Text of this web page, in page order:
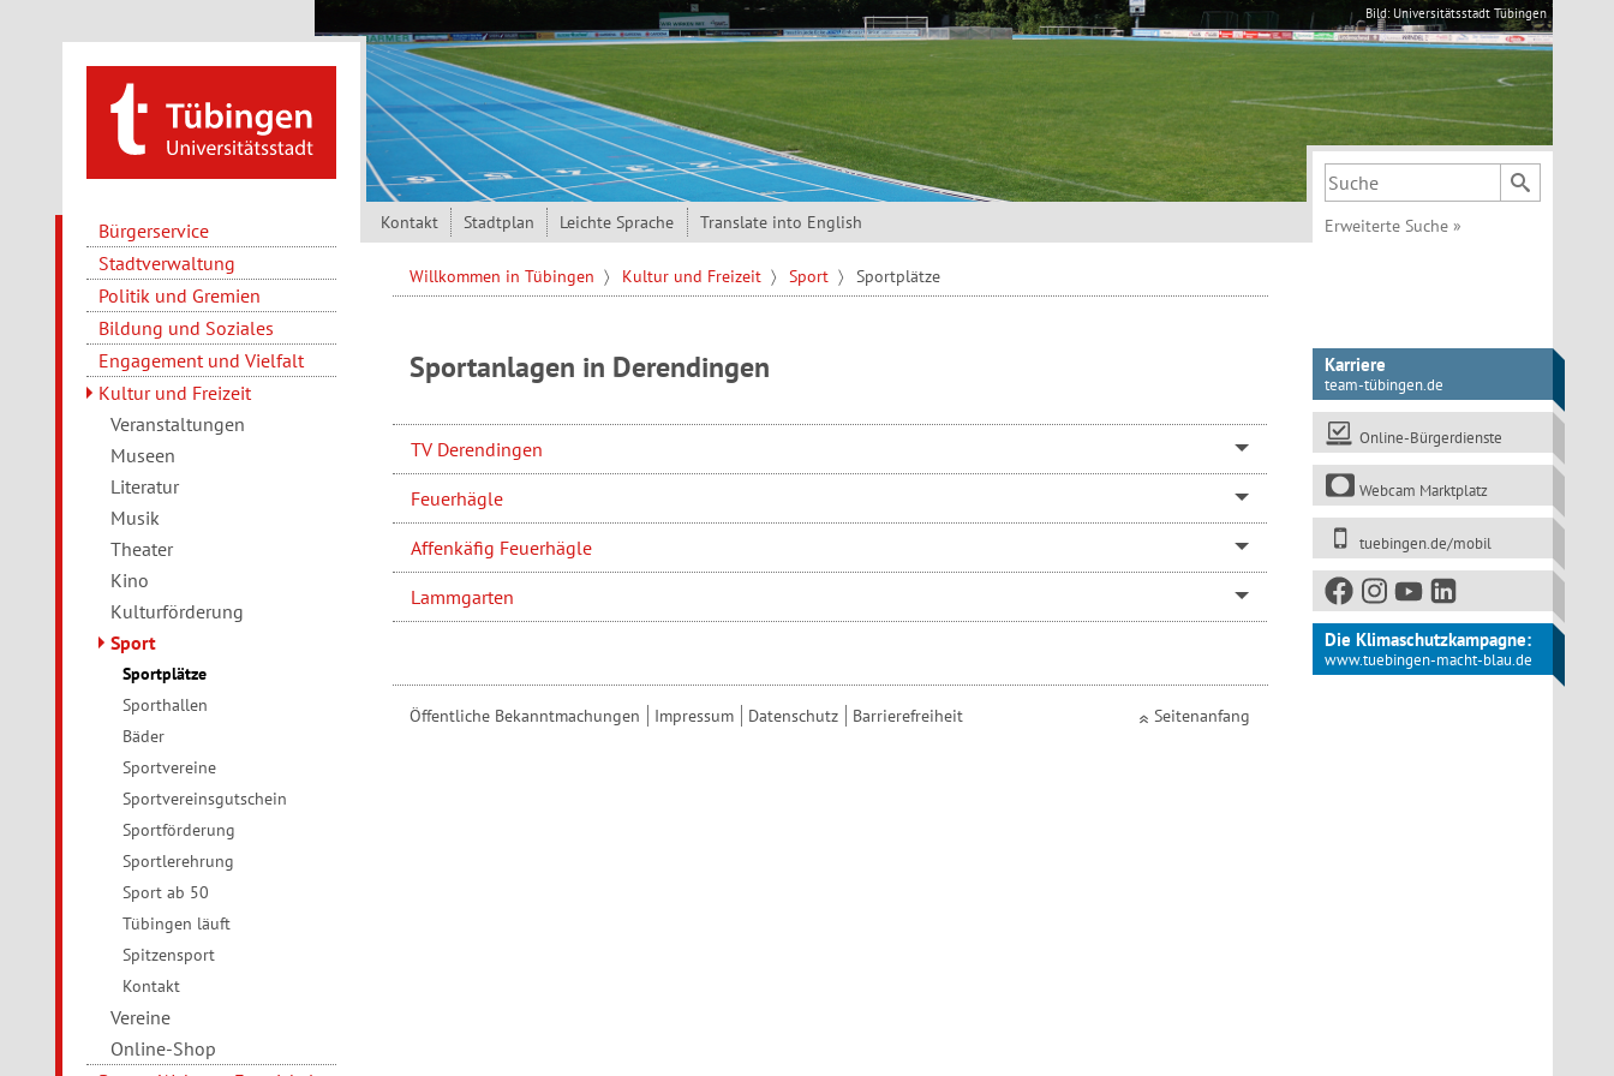
Bürgerservice
Stadtverwaltung
Politik und Gremien
Bildung und Soziales
Engagement und Vielfalt
Kultur und Freizeit
Veranstaltungen
Museen
Literatur
Musik
Theater
Kino
Kulturförderung
Sport
Sportplätze
Sporthallen
Bäder
Sportvereine
Sportvereinsgutschein
Sportförderung
Sportlerehrung
Sport ab 50
Tübingen läuft
Spitzensport
Kontakt
Vereine
Online-Shop
Bild: Universitätsstadt Tübingen
Suchbegriff
Erweiterte Suche »
Kontakt Stadtplan Leichte Sprache Translate into English
Willkommen in Tübingen Kultur und Freizeit Sport Sportplätze
Sportanlagen in Derendingen
TV Derendingen
Feuerhägle
Affenkäfig Feuerhägle
Lammgarten
Karriere
team-tübingen.de
Online-Bürgerdienste
Webcam Marktplatz
tuebingen.de/mobil
Die Klimaschutzkampagne:
www.tuebingen-macht-blau.de
Öffentliche Bekanntmachungen Impressum Datenschutz Barrierefreiheit Seitenanfang